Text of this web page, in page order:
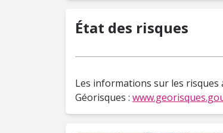
État des risques
Les informations sur les risques
Géorisques :